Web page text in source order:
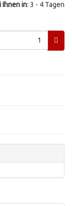
Ihnen in: 3 - 4 Tagen